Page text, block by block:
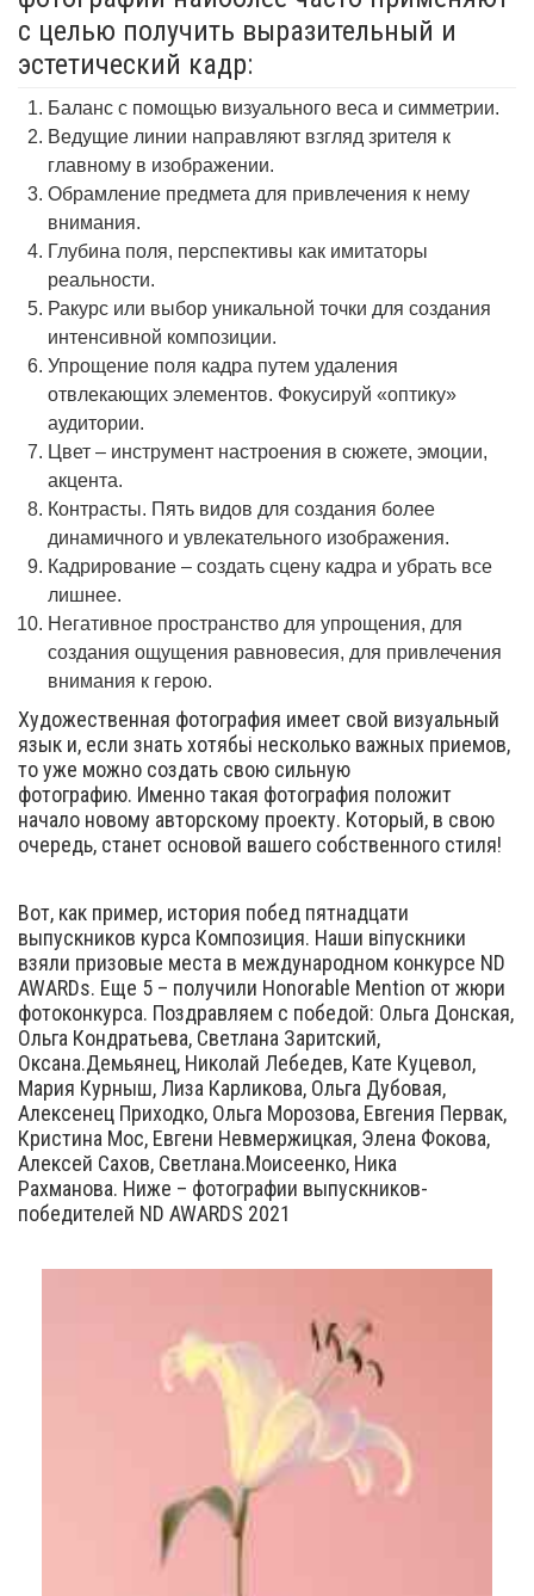
с целью получить выразительный и
эстетический кадр:
Баланс с помощью визуального веса и симметрии.
Ведущие линии направляют взгляд зрителя к
главному в изображении.
Обрамление предмета для привлечения к нему
внимания.
Глубина поля, перспективы как имитаторы
реальности.
Ракурс или выбор уникальной точки для создания
интенсивной композиции.
Упрощение поля кадра путем удаления
отвлекающих элементов. Фокусируй «оптику»
аудитории.
Цвет – инструмент настроения в сюжете, эмоции,
акцента.
Контрасты. Пять видов для создания более
динамичного и увлекательного изображения.
Кадрирование – создать сцену кадра и убрать все
лишнее.
Негативное пространство для упрощения, для
создания ощущения равновесия, для привлечения
внимания к герою.
Художественная фотография имеет свой визуальный
язык и, если знать хотябьі несколько важных приемов,
то уже можно создать свою сильную
фотографию. Именно такая фотография положит
начало новому авторскому проекту. Который, в свою
очередь, станет основой вашего собственного стиля!
Вот, как пример, история побед пятнадцати
выпускников курса Композиция. Наши віпускники
взяли призовые места в международном конкурсе ND
AWARDs. Еще 5 – получили Honorable Mention от жюри
фотоконкурса. Поздравляем с победой: Ольга Донская,
Ольга Кондратьева, Светлана Заритский,
Оксана.Демьянец, Николай Лебедев, Кате Куцевол,
Мария Курныш, Лиза Карликова, Ольга Дубовая,
Алексенец Приходко, Ольга Морозова, Евгения Первак,
Кристина Мос, Евгени Невмержицкая, Элена Фокова,
Алексей Сахов, Светлана.Моисеенко, Ника
Рахманова. Ниже – фотографии выпускников-
победителей ND AWARDS 2021